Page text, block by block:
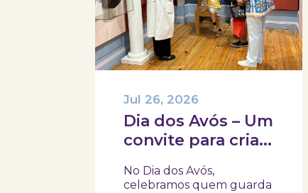
Dia dos Avós – Um
convite para criar
família!
Jul 26, 2026
No Dia dos Avós,
celebramos quem guarda